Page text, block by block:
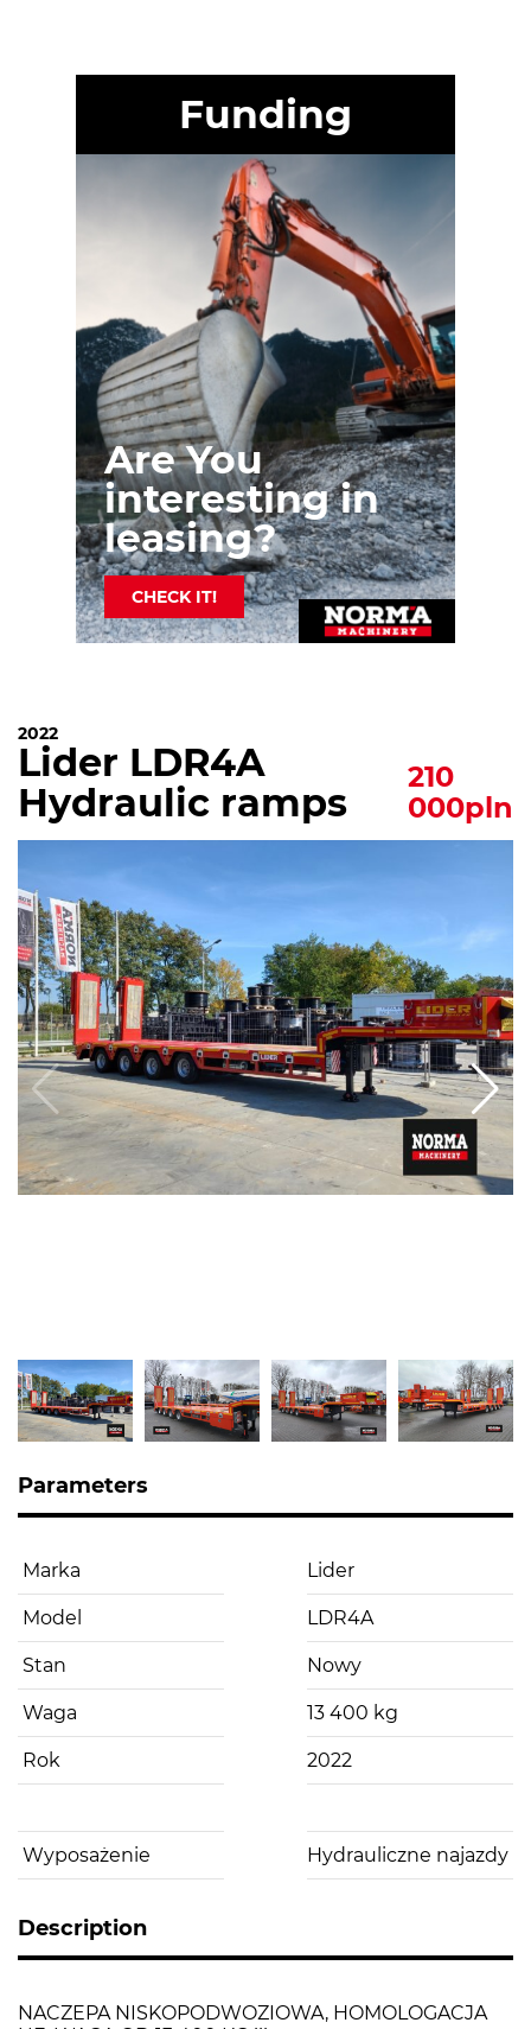
Funding
Are You
interesting in
leasing?
CHECK IT!
2022
Lider LDR4A
Hydraulic ramps
210
000pln
Parameters
Marka Lider
Model LDR4A
Stan Nowy
Waga 13 400 kg
Rok 2022
Wyposażenie Hydrauliczne najazdy
Description
NACZEPA NISKOPODWOZIOWA, HOMOLOGACJA